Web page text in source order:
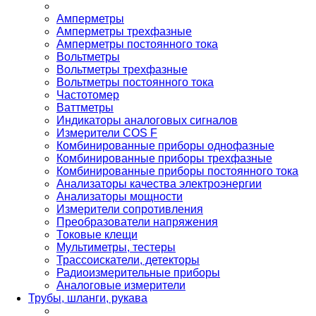
Амперметры
Амперметры трехфазные
Амперметры постоянного тока
Вольтметры
Вольтметры трехфазные
Вольтметры постоянного тока
Частотомер
Ваттметры
Индикаторы аналоговых сигналов
Измерители COS F
Комбинированные приборы однофазные
Комбинированные приборы трехфазные
Комбинированные приборы постоянного тока
Анализаторы качества электроэнергии
Анализаторы мощности
Измерители сопротивления
Преобразователи напряжения
Токовые клещи
Мультиметры, тестеры
Трассоискатели, детекторы
Радиоизмерительные приборы
Аналоговые измерители
Трубы, шланги, рукава